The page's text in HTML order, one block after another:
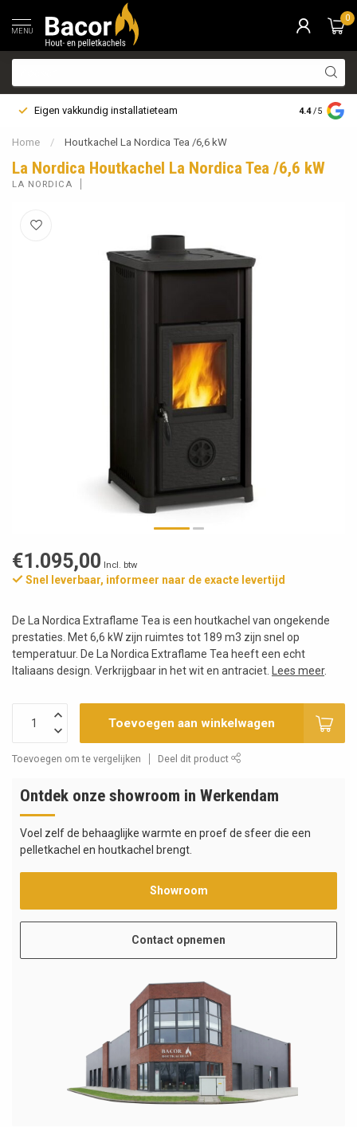
MENU
0
Eigen vakkundig installatieteam Bezorging
4.4 /5
Home / Houtkachel La Nordica Tea /6,6 kW
La Nordica Houtkachel La Nordica Tea /6,6 kW
LA NORDICA
€1.095,00 Incl. btw
Snel leverbaar, informeer naar de exacte levertijd
De La Nordica Extraflame Tea is een houtkachel van ongekende
prestaties. Met 6,6 kW zijn ruimtes tot 189 m3 zijn snel op
temperatuur. De La Nordica Extraflame Tea heeft een echt
Italiaans design. Verkrijgbaar in het wit en antraciet.
Lees meer.
Toevoegen aan winkelwagen
Toevoegen om te vergelijken Deel dit product
Ontdek onze showroom in Werkendam
Voel zelf de behaaglijke warmte en proef de sfeer die een
pelletkachel en houtkachel brengt.
Showroom
Contact opnemen